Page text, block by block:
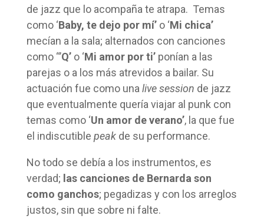
de jazz que lo acompaña te atrapa. Temas
como ‘Baby, te dejo por mí’o ‘Mi chica’
mecían a la sala; alternados con canciones
como “’Q’o ‘Mi amor por ti’ponían a las
parejas o a los más atrevidos a bailar. Su
actuación fue como una live session de jazz
que eventualmente quería viajar al punk con
temas como ‘Un amor de verano’, la que fue
el indiscutible peakde su performance.
No todo se debía a los instrumentos, es
verdad; las canciones de Bernarda son
como ganchos; pegadizas y con los arreglos
justos, sin que sobre ni falte.